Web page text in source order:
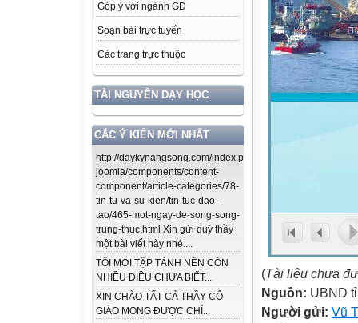
Góp ý với ngành GD
Soạn bài trực tuyến
Các trang trực thuộc
TÀI NGUYÊN DẠY HỌC
CÁC Ý KIẾN MỚI NHẤT
http://daykynangsong.com/index.php/using-
joomla/components/content-
component/article-categories/78-
tin-tu-va-su-kien/tin-tuc-dao-
tao/465-mot-ngay-de-song-song-
trung-thuc.html Xin gửi quý thầy
một bài viết này nhé....
TÔI MỚI TẬP TÀNH NÊN CÒN
NHIỀU ĐIỀU CHƯA BIẾT...
XIN CHÀO TẤT CẢ THẦY CÔ
GIÁO MONG ĐƯỢC CHỈ...
(Tài liệu chưa
Nguồn: UBND
Người gửi: Vũ